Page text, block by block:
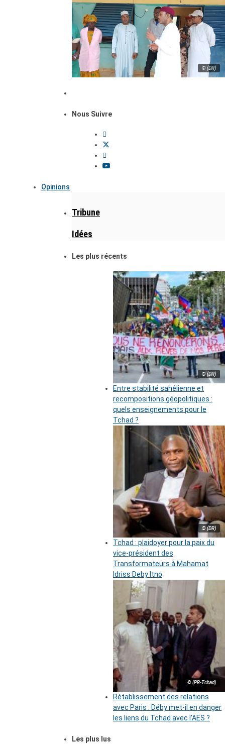
© (DR)
Nous Suivre
Opinions
Tribune
Idées
Les plus récents
© (DR)
Entre stabilité sahélienne et
recompositions géopolitiques :
quels enseignements pour le
Tchad ?
© (DR)
Tchad : plaidoyer pour la paix du
vice-président des
Transformateurs à Mahamat
Idriss Deby Itno
© (PR-Tchad)
Rétablissement des relations
avec Paris : Déby met-il en danger
les liens du Tchad avec l’AES ?
Les plus lus